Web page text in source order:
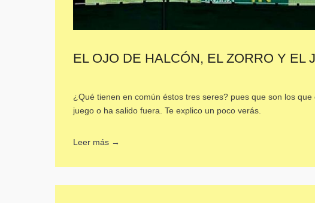
EL OJO DE HALCÓN, EL ZORRO Y EL
¿Qué tienen en común éstos tres seres? pues que son los
juego o ha salido fuera. Te explico un poco verás.
Leer más →